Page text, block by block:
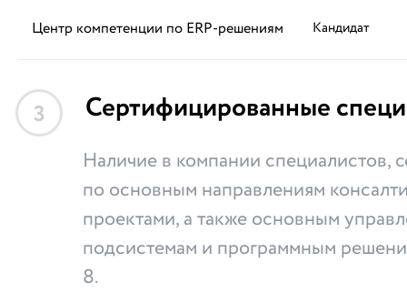
Центр компетенции по ERP-решениям Кандидат
3 Сертифицированные
Наличие в компании специалистов,
по основным направлениям
проектами, а также основным
подсистемам и программным
8.